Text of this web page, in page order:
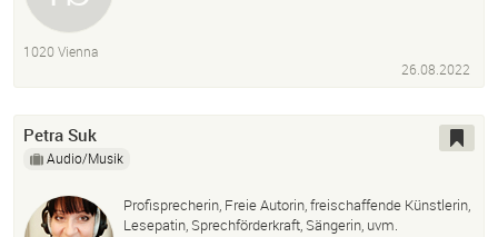
1020 Vienna
26.08.2022
Petra Suk
Audio/Musik
Profisprecherin, Freie Autorin, freischaffende Künstlerin,
Lesepatin, Sprechförderkraft, Sängerin, uvm.